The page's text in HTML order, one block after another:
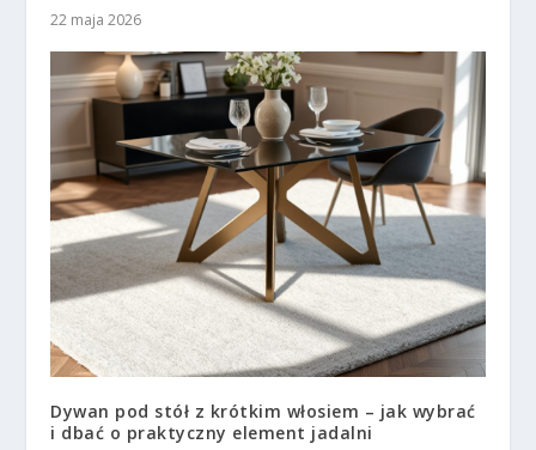
22 maja 2026
Dywan pod stół z krótkim włosiem – jak wybrać
i dbać o praktyczny element jadalni